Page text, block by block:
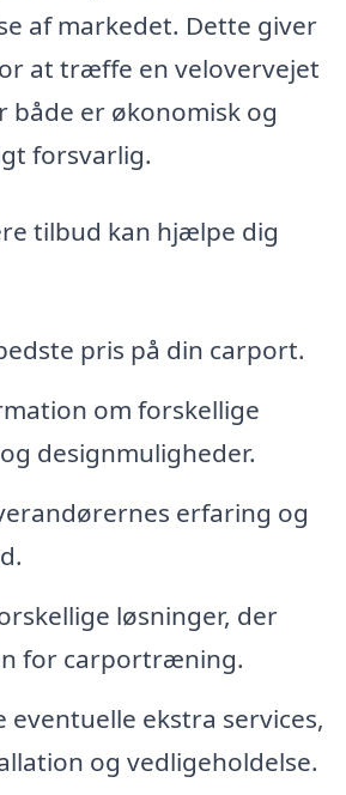
af markedet. Dette giver
at træffe en velovervejet
både er økonomisk og
forsvarlig.
tilbud kan hjælpe dig
pris på din carport.
om forskellige
designmuligheder.
erfaring og
løsninger, der
for carportræning.
ekstra services,
og vedligeholdelse.